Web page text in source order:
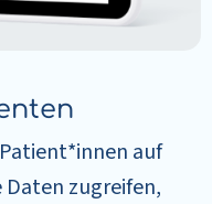
auf
zugreifen,